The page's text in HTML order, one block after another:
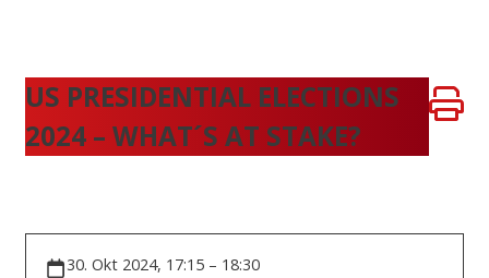
US PRESIDENTIAL ELECTIONS
2024 – WHAT´S AT STAKE?
30. Okt 2024, 17:15 – 18:30